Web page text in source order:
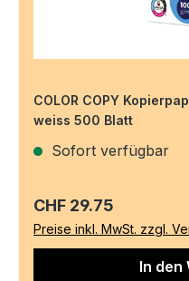
COLOR COPY
weiss 500 Blatt
Sofort verfügbar
Regulärer Preis:
CHF 29.75
Preise inkl. MwSt. zzgl.
In den